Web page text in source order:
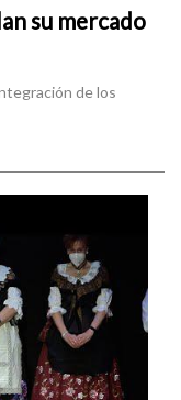
su mercado
de los